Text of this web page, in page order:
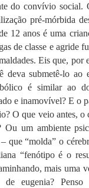
do convívio social.
pré-mórbida
12 anos é uma
de classe e agride
Eis que, por
deva submetê-lo
é similar ao
e inamovível? E o
O que veio antes, o
Ou um ambiente
que “molda” o
“fenótipo é o
mais uma
eugenia? Penso